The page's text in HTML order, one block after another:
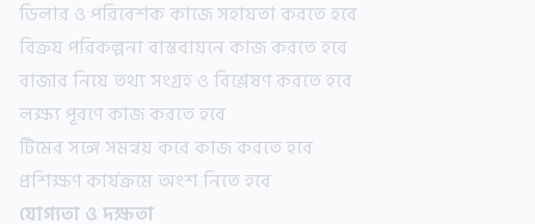
ডিলার ও পরিবেশক কাজে সহায়তা করতে হবে
বিক্রয় পরিকল্পনা বাস্তবায়নে কাজ করতে হবে
বাজার নিয়ে তথ্য সংগ্রহ ও বিশ্লেষণ করতে হবে
লক্ষ্য পূরণে কাজ করতে হবে
টিমের সঙ্গে সমন্বয় করে কাজ করতে হবে
প্রশিক্ষণ কার্যক্রমে অংশ নিতে হবে
যোগ্যতা ও দক্ষতা